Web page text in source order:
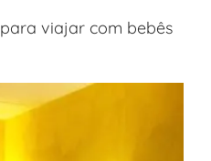
viajar com bebês